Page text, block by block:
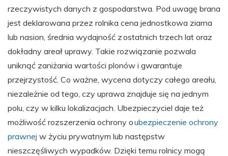
rzeczywistych danych z gospodarstwa. Pod uwagę brana
jest deklarowana przez rolnika cena jednostkowa ziarna
lub nasion, średnia wydajność z ostatnich trzech lat oraz
dokładny areał uprawy. Takie rozwiązanie pozwala
uniknąć zaniżania wartości plonów i gwarantuje
przejrzystość. Co ważne, wycena dotyczy całego areału,
niezależnie od tego, czy uprawa znajduje się na jednym
polu, czy w kilku lokalizacjach. Ubezpieczyciel daje też
możliwość rozszerzenia ochrony oubezpieczenie ochrony
prawnej w życiu prywatnym lub następstw
nieszczęśliwych wypadków. Dzięki temu rolnicy mogą